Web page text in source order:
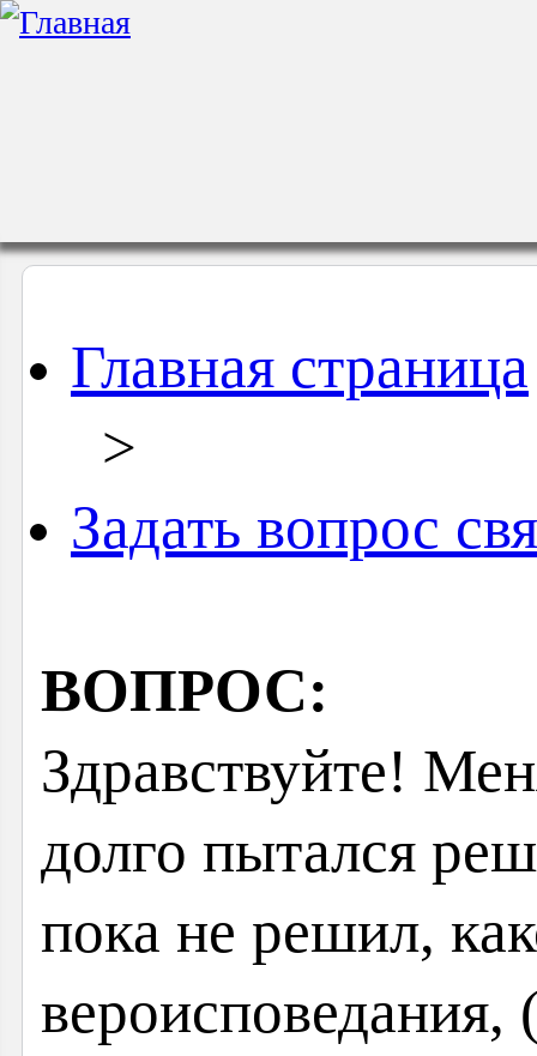
Главная страница
>
Задать вопрос
ВОПРОС:
Здравствуйте!
долго пытался
пока не решил,
вероисповедания,